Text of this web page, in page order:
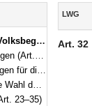
277, 278, 620) BayRS 111-1-I (Art. 1–93)
1–18)
(Art. 19–61)
(Art. 19–22)
23–35)
Inhalt
LWG
Art. 32